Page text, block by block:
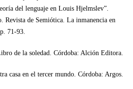
del lenguaje en Louis Hjelmslev”.
Revista de Semiótica. La inmanencia en
71-93.
de la soledad. Córdoba: Alción Editora.
casa en el tercer mundo. Córdoba: Argos.